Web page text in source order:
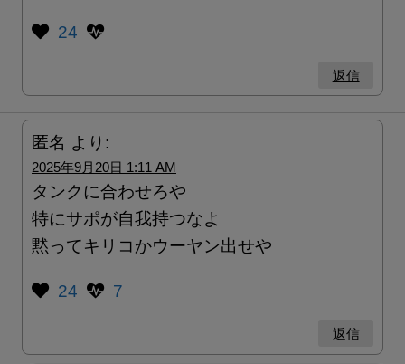
24
返信
匿名 より:
2025年9月20日 1:11 AM
タンクに合わせろや
特にサポが自我持つなよ
黙ってキリコかウーヤン出せや
24 7
返信